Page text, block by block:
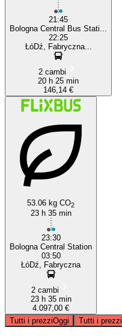
21:45
Bologna Central Bus Stati...
22:25
ŁóDź, Fabryczna...
2 cambi
20 h 25 min
146,14 €
53.06 kg CO2
23 h 35 min
23:30
Bologna Central Station
03:50
ŁóDź, Fabryczna
2 cambi
23 h 35 min
4.097,00 €
Tutti i prezziOggi Tutti i prezzi